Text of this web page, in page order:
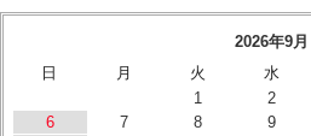
2026年9月
日
月 火 水
1
2
6
7 8 9